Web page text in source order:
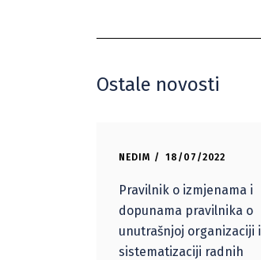
Ostale novosti
NEDIM 18/07/2022
Pravilnik o izmjenama i
dopunama pravilnika o
unutrašnjoj organizaciji i
sistematizaciji radnih